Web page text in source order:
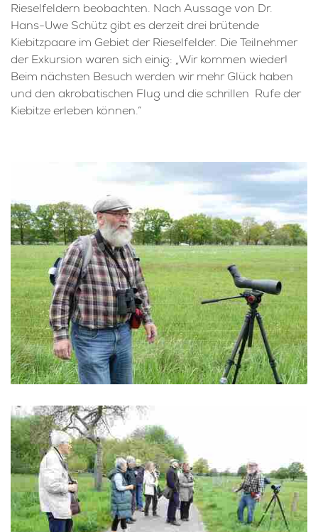
Rieselfeldern beobachten. Nach Aussage von Dr.
Hans-Uwe Schütz gibt es derzeit drei brütende
Kiebitzpaare im Gebiet der Rieselfelder. Die Teilnehmer
der Exkursion waren sich einig: „Wir kommen wieder!
Beim nächsten Besuch werden wir mehr Glück haben
und den akrobatischen Flug und die schrillen Rufe der
Kiebitze erleben können.“